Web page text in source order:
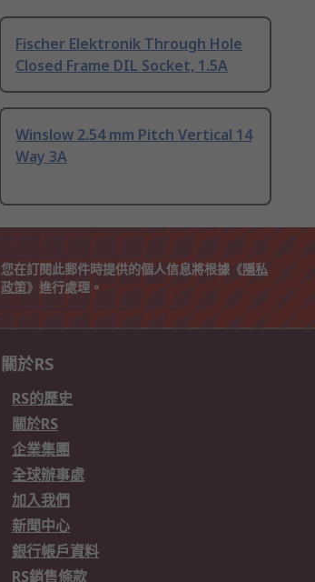
Fischer Elektronik Through Hole
Closed Frame DIL Socket, 1.5A
Winslow 2.54 mm Pitch Vertical 14
Way 3A
您在訂閱此郵件時提供的個人信息將根據《隱私
政策》進行處理。
關於RS
RS的歷史
關於RS
企業集團
全球辦事處
加入我們
新聞中心
銀行帳戶資料
RS銷售條款